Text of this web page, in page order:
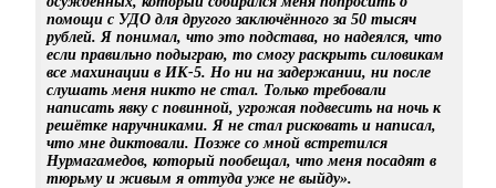
помощи с УДО для другого заключённого за 50 тысяч
рублей. Я понимал, что это подстава, но надеялся, что
если правильно подыграю, то смогу раскрыть силовикам
все махинации в ИК-5. Но ни на задержании, ни после
слушать меня никто не стал. Только требовали
написать явку с повинной, угрожая подвесить на ночь к
решётке наручниками. Я не стал рисковать и написал,
что мне диктовали. Позже со мной встретился
Нурмагамедов, который пообещал, что меня посадят в
тюрьму и живым я оттуда уже не выйду».